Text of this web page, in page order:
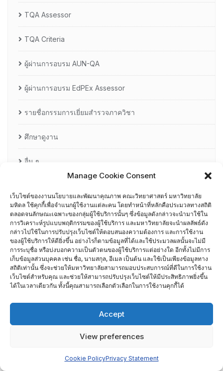
Manage Cookie Consent
เว็บไซต์ของงานนโยบายและพัฒนาคุณภาพ คณะวิทยาศาสตร์ มหาวิทยาลัย
มหิดล ใช้คุกกี้เพื่อจำแนกผู้ใช้งานแต่ละคน โดยทำหน้าที่หลักคือประมวลทางสถิติ
ตลอดจนลักษณะเฉพาะของกลุ่มผู้ใช้บริการนั้นๆ ซึ่งข้อมูลดังกล่าวจะนำมาใช้ใน
การวิเคราะห์รูปแบบพฤติกรรมของผู้ใช้บริการ และมหาวิทยาลัยจะนำผลลัพธ์ดัง
กล่าวไปใช้ในการปรับปรุงเว็บไซต์ให้ตอบสนองความต้องการ และการใช้งาน
ของผู้ใช้บริการให้ดียิ่งขึ้น อย่างไรก็ตามข้อมูลที่ได้และใช้ประมวลผลนั้นจะไม่มี
การระบุชื่อ หรือบ่งบอกความเป็นตัวตนของผู้ใช้บริการแต่อย่างใด อีกทั้งไม่มีการ
เก็บข้อมูลส่วนบุคคล เช่น ชื่อ, นามสกุล, อีเมล เป็นต้น และใช้เป็นเพียงข้อมูลทาง
สถิติเท่านั้น ซึ่งจะช่วยให้มหาวิทยาลัยสามารถมอบประสบการณ์ที่ดีในการใช้งาน
เว็บไซต์สำหรับคุณ และช่วยให้สามารถปรับปรุงเว็บไซต์ให้มีประสิทธิภาพยิ่งขึ้น
ได้ในเวลาเดียวกัน ทั้งนี้คุณสามารถเลือกตัวเลือกในการใช้งานคุกกี้ได้
Accept
View preferences
Cookie PolicyPrivacy Statement
TQA Assessor
TQA Criteria
ผู้ผ่านการอบรม AUN-QA
ผู้ผ่านการอบรม EdPEx Assessor
รายชื่อกรรมการเยี่ยมสำรวจภาควิชา
ศึกษาดูงาน
อื่น ๆ
กรรมการบริหารความเสี่ยง
การอบรมพัฒนาหัวหน้าภาควิชา (HDP)
คณะกรรมการรับเรื่องร้องเรียน
คณะผู้บริหารคณะวิทยาศาสตร์ ที่ผ่านการอบรมด้านพัฒนา
คุณภาพ
คณะผู้บริหารคณะวิทยาศาสตร์ ปี 2558- 2562
ผู้ตรวจประเมิน MUQD